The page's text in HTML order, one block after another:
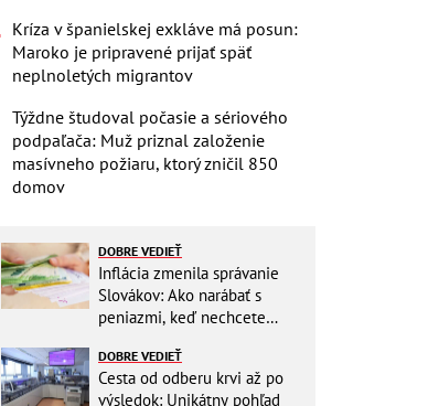
Kríza v španielskej exkláve má posun:
Maroko je pripravené prijať späť
neplnoletých migrantov
Týždne študoval počasie a sériového
podpaľača: Muž priznal založenie
masívneho požiaru, ktorý zničil 850
domov
DOBRE VEDIEŤ
Inflácia zmenila správanie
Slovákov: Ako narábať s
peniazmi, keď nechcete
DOBRE VEDIEŤ
Cesta od odberu krvi až po
výsledok: Unikátny pohľad